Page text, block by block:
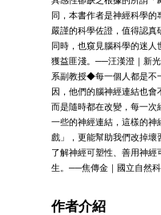
同，本書作者是神經科學的
嚴謹的科學佐證，值得認真
同時，也窺見腦科學的迷
獲益匪淺。──汪漢澄｜新
系副教授◆每一個人都是不
因，他們的腦神經連結也會
而是隨時都在改變，每一次
一些的神經連結，這樣的神
戲」，更能幫助我們改掉壞
了解神經可塑性、善用神經
生。──焦傳金｜國立自然
作者介紹